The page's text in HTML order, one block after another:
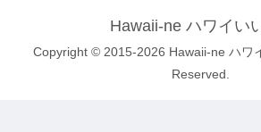
Hawaii-ne ハワイい
Copyright © 2015-2026 Hawaii-ne ハワ
Reserved.